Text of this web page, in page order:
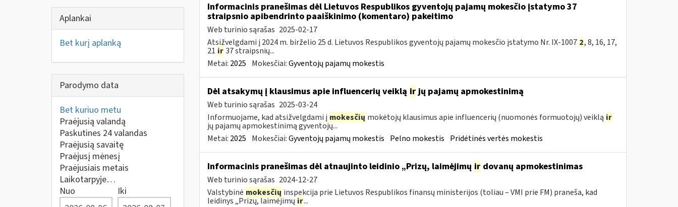
Aplankai
Bet kurį aplanką
Parodymo data
Bet kuriuo metu
Praėjusią valandą
Paskutines 24 valandas
Praėjusią savaitę
Praėjusį mėnesį
Praėjusiais metais
Laikotarpyje…
Nuo
Iki
Informacinis pranešimas dėl Lietuvos Respublikos gyventojų pajamų mokesčio įstatymo 37
straipsnio apibendrinto paaiškinimo (komentaro) pakeitimo
Web turinio sąrašas 2025-02-17
Atsižvelgdami į 2024 m. birželio 25 d. Lietuvos Respublikos gyventojų pajamų mokesčio įstatymo Nr. IX-1007 2, 8, 16, 17,
21 ir 37 straipsnių...
Metai: 2025 Mokesčiai:Gyventojų pajamų mokestis
Dėl atsakymų į klausimus apie influencerių veiklą irjų pajamų apmokestinimą
Web turinio sąrašas 2025-03-24
Informuojame, kad atsižvelgdami į mokesčių mokėtojų klausimus apie influencerių (nuomonės formuotojų) veiklą ir
jų pajamų apmokestinimą gyventojų...
Metai: 2025 Mokesčiai:Gyventojų pajamų mokestis Pelno mokestis Pridėtinės vertės mokestis
Informacinis pranešimas dėl atnaujinto leidinio „Prizų, laimėjimų irdovanų apmokestinimas
Web turinio sąrašas 2024-12-27
Valstybinė mokesčių inspekcija prie Lietuvos Respublikos finansų ministerijos (toliau – VMI prie FM) praneša, kad
leidinys „Prizų, laimėjimų ir...